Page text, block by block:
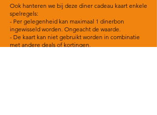
Ook hanteren we bij deze diner cadeau kaart enkele
spelregels:
- Per gelegenheid kan maximaal 1 dinerbon
ingewisseld worden. Ongeacht de waarde.
- De kaart kan niet gebruikt worden in combinatie
met andere deals of kortingen.